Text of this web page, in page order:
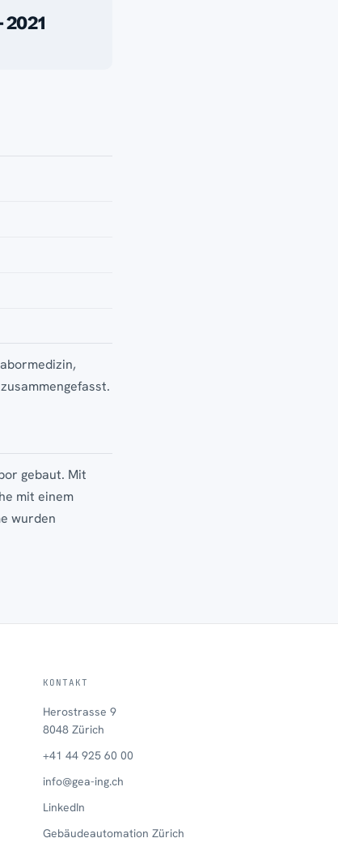
2021
gebaut. Mit
mit einem
wurden
KONTAKT
Herostrasse 9
8048 Zürich
+41 44 925 60 00
info@gea-ing.ch
LinkedIn
Gebäudeautomation Zürich